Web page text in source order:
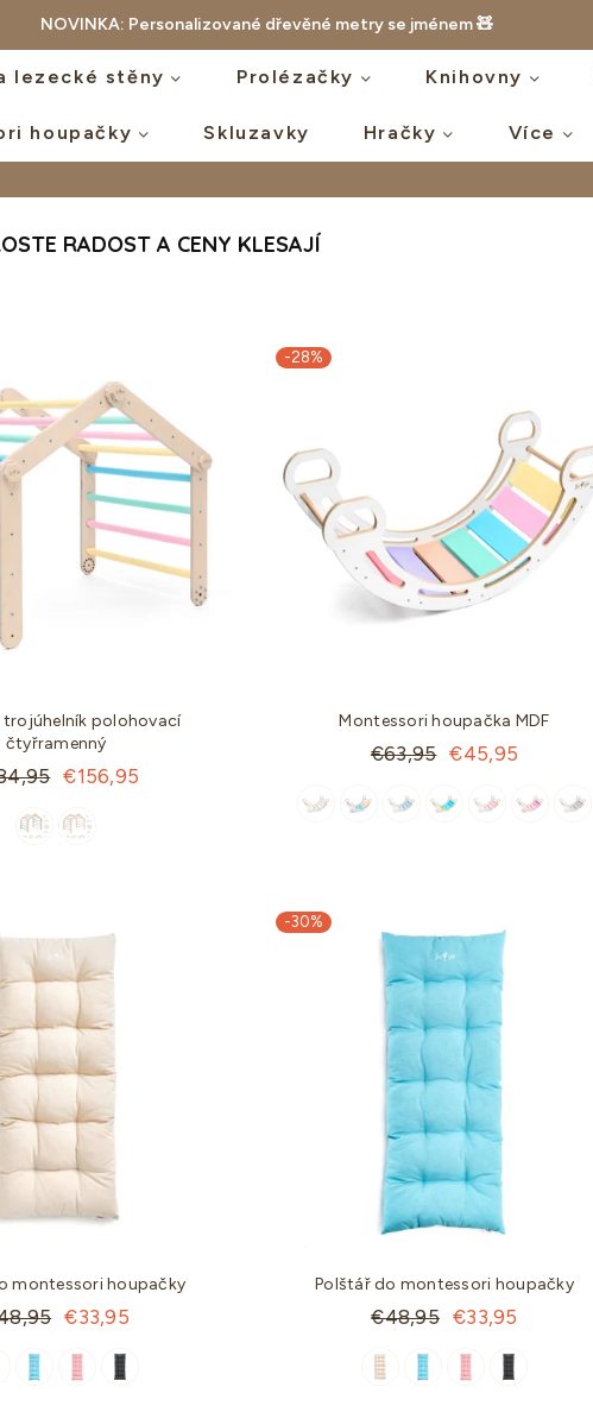
NOVINKA: Personalizované dřevěné metry se jménem 🧸
lezecké stěny Prolézačky Knihovny
houpačky Skluzavky Hračky Více
Polštář do montessori
houpačky
Standartní
€48,95
RADOST A CENY KLESAJÍ
trojúhelník polohovací
čtyřramenný
€156,95
-28%
Montessori houpačka MDF
Standartní
€63,95 €45,95
montessori houpačky
€33,95
-30%
Polštář do montessori houpačky
Standartní
€48,95 €33,95